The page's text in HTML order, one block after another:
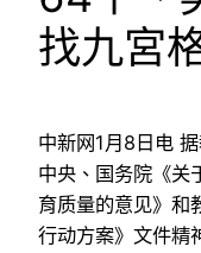
找九宮
中新网1月8日电
中央、国务院《关
育质量的意见》和
行动方案》文件精